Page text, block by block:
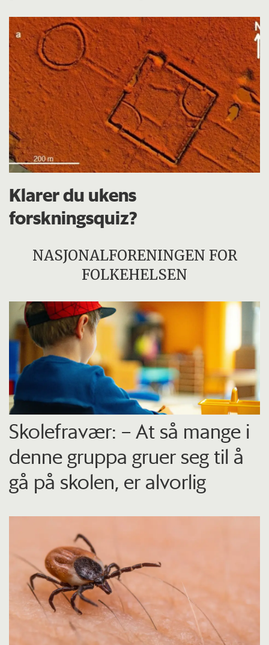
Klarer du ukens
forskningsquiz?
NASJONALFORENINGEN FOR
FOLKEHELSEN
Skolefravær: – At så mange i
denne gruppa gruer seg til å
gå på skolen, er alvorlig